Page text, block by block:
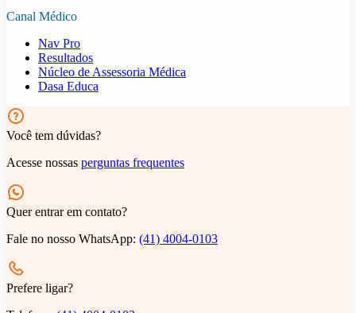
Canal Médico
Nav Pro
Resultados
Núcleo de Assessoria Médica
Dasa Educa
Você tem dúvidas?
Acesse nossas perguntas frequentes
Quer entrar em contato?
Fale no nosso WhatsApp: (41) 4004-0103
Prefere ligar?